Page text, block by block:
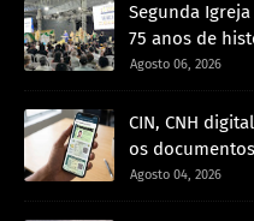
Segunda
75 anos de
Agosto 06, 2026
CIN, CNH
os
Agosto 04, 2026